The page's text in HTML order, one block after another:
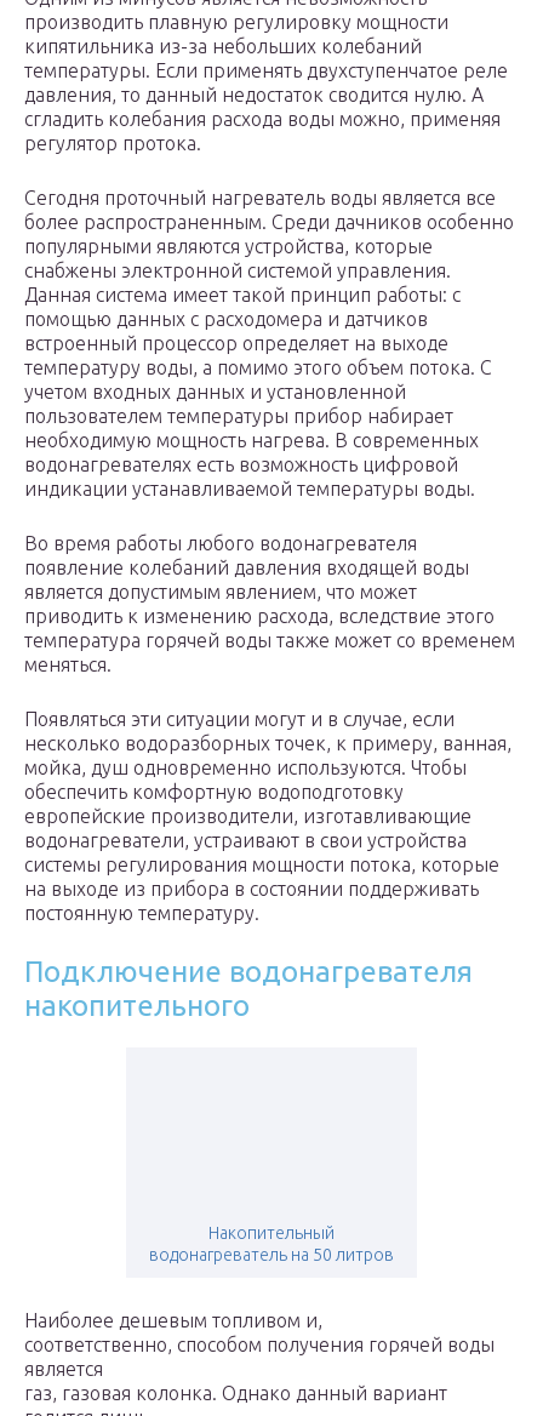
производить плавную регулировку мощности
кипятильника из-за небольших колебаний
температуры. Если применять двухступенчатое реле
давления, то данный недостаток сводится нулю. А
сгладить колебания расхода воды можно, применяя
регулятор протока.
Сегодня проточный нагреватель воды является все
более распространенным. Среди дачников особенно
популярными являются устройства, которые
снабжены электронной системой управления.
Данная система имеет такой принцип работы: с
помощью данных с расходомера и датчиков
встроенный процессор определяет на выходе
температуру воды, а помимо этого объем потока. С
учетом входных данных и установленной
пользователем температуры прибор набирает
необходимую мощность нагрева. В современных
водонагревателях есть возможность цифровой
индикации устанавливаемой температуры воды.
Во время работы любого водонагревателя
появление колебаний давления входящей воды
является допустимым явлением, что может
приводить к изменению расхода, вследствие этого
температура горячей воды также может со временем
меняться.
Появляться эти ситуации могут и в случае, если
несколько водоразборных точек, к примеру, ванная,
мойка, душ одновременно используются. Чтобы
обеспечить комфортную водоподготовку
европейские производители, изготавливающие
водонагреватели, устраивают в свои устройства
системы регулирования мощности потока, которые
на выходе из прибора в состоянии поддерживать
постоянную температуру.
Подключение водонагревателя
накопительного
Накопительный
водонагреватель на 50 литров
Наиболее дешевым топливом и,
соответственно, способом получения горячей воды
является
газ, газовая колонка. Однако данный вариант